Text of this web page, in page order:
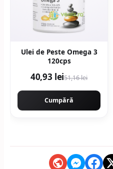
Ulei de Peste Omega 3
120cps
40,93 lei51,16 lei
Cumpără